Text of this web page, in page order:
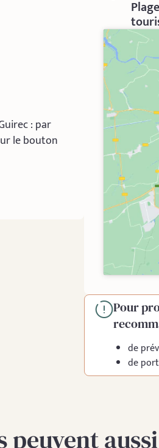
: par
le bouton
Pour
de
de
peuvent